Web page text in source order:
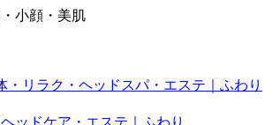
小顔・美肌
リラク・ヘッドスパ・エステ｜ふわり
ッドケア・エステ｜ふわり